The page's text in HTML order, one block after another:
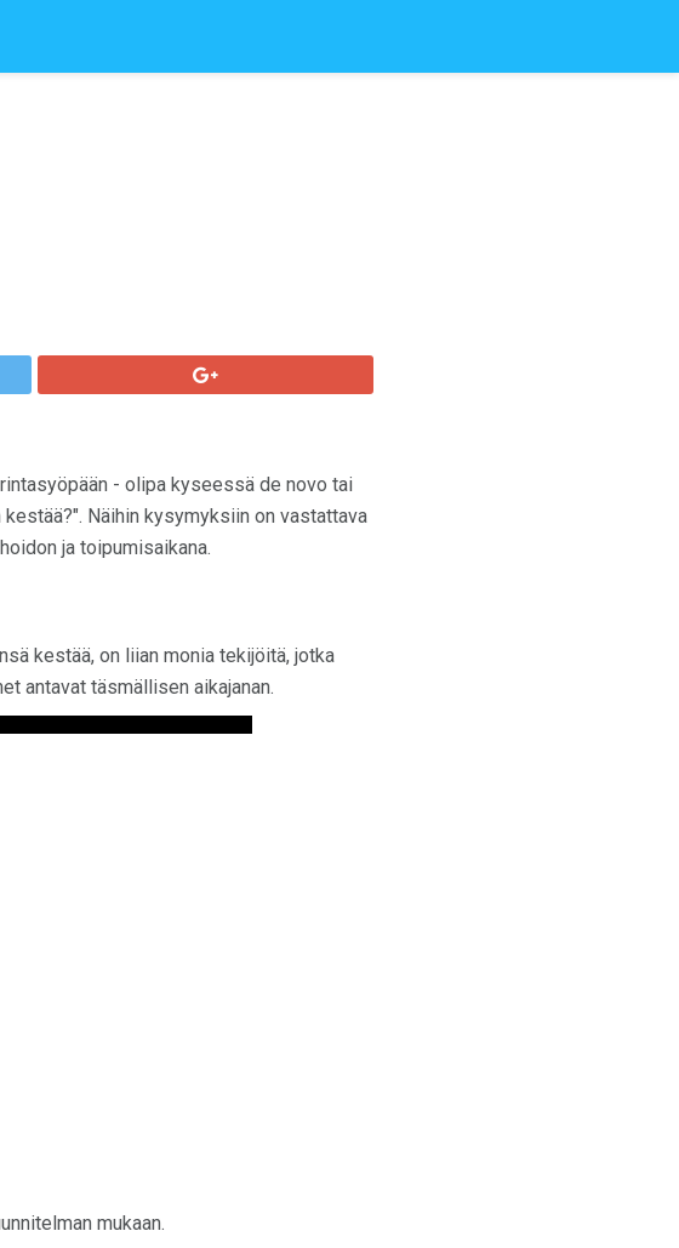
- olipa kyseessä de novo tai
Näihin kysymyksiin on vastattava
ja toipumisaikana.
kestää, on liian monia tekijöitä, jotka
antavat täsmällisen aikajanan.
mukaan.